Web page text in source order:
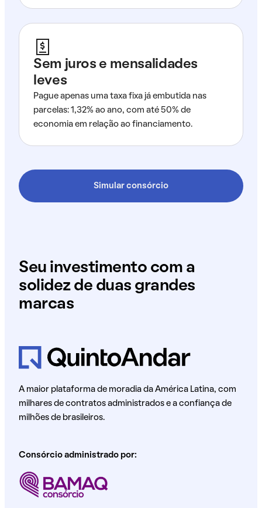
Sem juros e mensalidades
leves
Pague apenas uma taxa fixa já embutida nas
parcelas: 1,32% ao ano, com até 50% de
economia em relação ao financiamento.
Simular consórcio
Seu investimento com a
solidez de duas grandes
marcas
A maior plataforma de moradia da América Latina, com
milhares de contratos administrados e a confiança de
milhões de brasileiros.
Consórcio administrado por: